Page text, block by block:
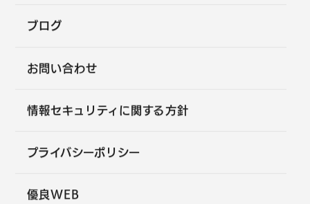
ブログ
お問い合わせ
情報セキュリティに関する方針
プライバシーポリシー
優良WEB